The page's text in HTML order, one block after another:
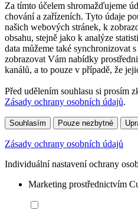
Za tímto účelem shromažďujeme
chování a zařízeních. Tyto údaje
našich webových stránek, k
obsahu, stejně jako k analýze
data můžeme také synchronizovat
zobrazovat Vám nabídky
kanálů, a to pouze v případě, že
Před udělením souhlasu si prosím
Zásady ochrany osobních údajů.
Souhlasím Pouze nezbytné
Zásady ochrany osobních údajů
Individuální nastavení ochrany
Marketing prostřednictvím